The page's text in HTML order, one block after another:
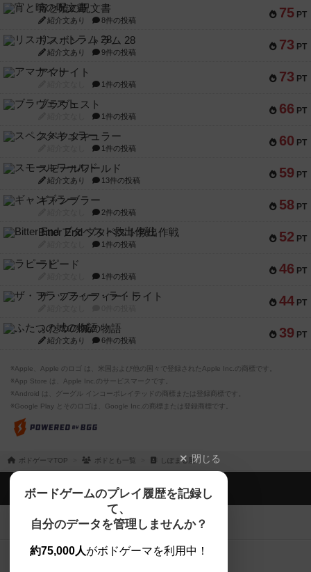
75 PT
宵と暁の呪文書
紹介文あり 8件の投稿
73 PT
リスボン・トラム 28
紹介文あり 9件の投稿
73 PT
アマナイト
1件の投稿
66 PT
ブラヴェスト
1件の投稿
60 PT
スペクタキュラー
1件の投稿
59 PT
スモールワールド
紹介文あり 13件の投稿
58 PT
ギャンブラー
2件の投稿
52 PT
Bitter End ブタペスト救出作戦
1件の投稿
46 PT
ラピード
1件の投稿
44 PT
ザ・フラッフィー・ライト
39 PT
ふたつの城の物語
紹介文あり 6件の投稿
※Apple、Apple のロゴ は、米国および他の国々で登録されたApple Inc.の商標です。
※App Store は、Apple Inc.のサービスマークです。
※Android は、グーグル インコーポレイテッドの商標または登録商標です。
※Google Play とそのロゴは、Google Inc.の商標または登録商標です。
ボドゲーマTOP ボドとも一覧 しぽまる屋閉じる
ボードゲームのプレイ履歴を記録し
て、
自分のデータを管理しませんか？
約75,000人がボドゲーマを利用中！
ボドゲーマTOP
ボードゲームを検索する
ボードゲームの新着レビュー